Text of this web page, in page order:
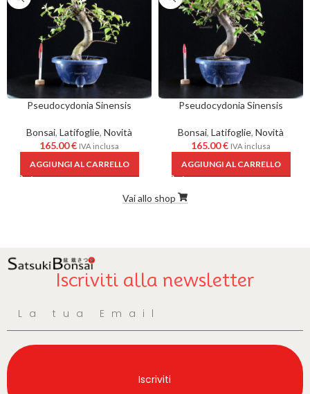
Pseudocydonia Sinensis
Bonsai, Latifoglie, Novità
165.00€ IVA inclusa
AGGIUNGI AL CARRELLO
Pseudocydonia Sinensis
Bonsai, Latifoglie, Novità
165.00€ IVA inclusa
AGGIUNGI AL CARRELLO
Vai allo shop
Iscriviti alla newsletter
Iscriviti